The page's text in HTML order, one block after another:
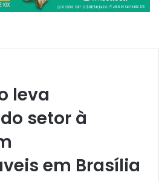
leva
setor à
em Brasília